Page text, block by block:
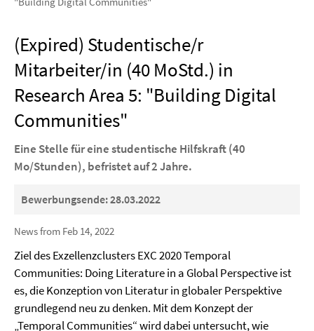
(Expired) Studentische/r
Mitarbeiter/in (40 MoStd.) in
Research Area 5: "Building Digital
Communities"
Eine Stelle für eine studentische Hilfskraft (40
Mo/Stunden), befristet auf 2 Jahre.
Bewerbungsende: 28.03.2022
News from Feb 14, 2022
Ziel des Exzellenzclusters EXC 2020 Temporal
Communities: Doing Literature in a Global Perspective ist
es, die Konzeption von Literatur in globaler Perspektive
grundlegend neu zu denken. Mit dem Konzept der
„Temporal Communities“ wird dabei untersucht, wie